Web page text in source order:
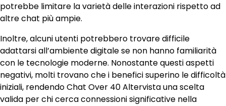
potrebbe limitare la varietà delle interazioni rispetto ad
altre chat più ampie.
Inoltre, alcuni utenti potrebbero trovare difficile
adattarsi all’ambiente digitale se non hanno familiarità
con le tecnologie moderne. Nonostante questi aspetti
negativi, molti trovano che i benefici superino le difficoltà
iniziali, rendendo Chat Over 40 Altervista una scelta
valida per chi cerca connessioni significative nella